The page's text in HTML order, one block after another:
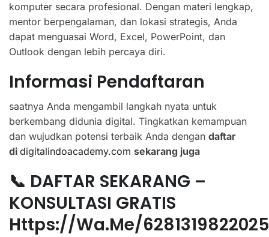
komputer secara profesional. Dengan materi lengkap,
mentor berpengalaman, dan lokasi strategis, Anda
dapat menguasai Word, Excel, PowerPoint, dan
Outlook dengan lebih percaya diri.
Informasi Pendaftaran
saatnya Anda mengambil langkah nyata untuk
berkembang didunia digital. Tingkatkan kemampuan
dan wujudkan potensi terbaik Anda dengan daftar
di digitalindoacademy.com sekarang juga
📞 DAFTAR SEKARANG –
KONSULTASI GRATIS
Https://wa.me/6281319822025